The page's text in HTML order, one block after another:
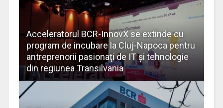
Acceleratorul BCR-InnovX se extinde cu
program de incubare la Cluj-Napoca pentru
antreprenorii pasionați de IT și tehnologie
din regiunea Transilvania